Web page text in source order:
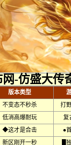
-仿盛大传
版本类型
不变态不秒杀
打
低消高爆耐玩
复
◆这才是合击
●
新区刚开一秒
█